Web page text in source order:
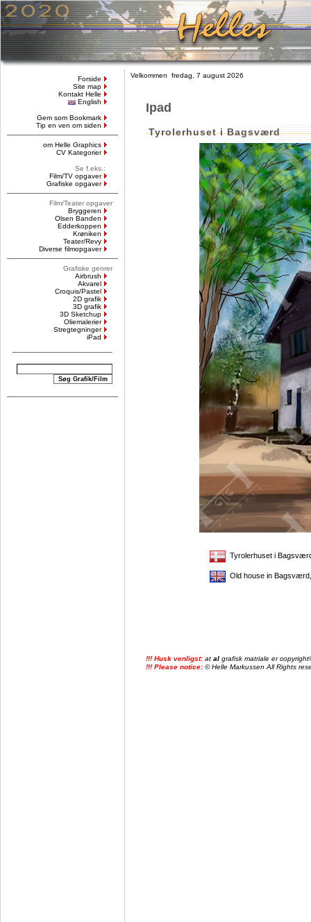
Forside
Site map
Kontakt Helle
English
Gem som Bookmark
Tip en ven om siden
om Helle Graphics
CV Kategorier
Se f.eks.:
Film/TV opgaver
Grafiske opgaver
Film/Teater opgaver
Bryggeren
Olsen Banden
Edderkoppen
Krøniken
Teater/Revy
Diverse filmopgaver
Grafiske genrer
Airbrush
Akvarel
Croquis/Pastel
2D grafik
3D grafik
3D Sketchup
Oliemalerier
Stregtegninger
iPad
Velkommen fredag, 7 august 2026
Ipad
Tyrolerhuset i Bagsværd
Tyrolerhuset i
Old house in
!!! Husk venligst: at al grafisk matriale er
!!! Please notice: © Helle Markussen All Rights